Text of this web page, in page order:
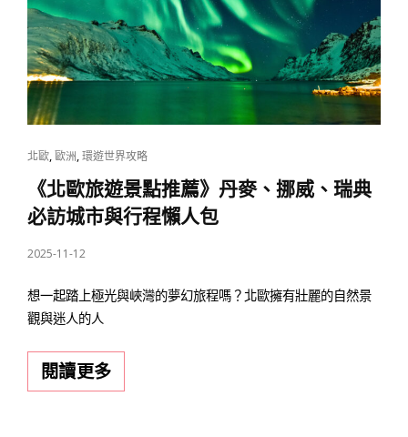
CAT
LINKS
北歐,歐洲,環遊世界攻略
《北歐旅遊景點推薦》丹麥、挪威、瑞典
必訪城市與行程懶人包
POSTED
2025-11-12
想一起踏上極光與峽灣的夢幻旅程嗎？北歐擁有壯麗的自然景
觀與迷人的人
閱讀更多《北
歐